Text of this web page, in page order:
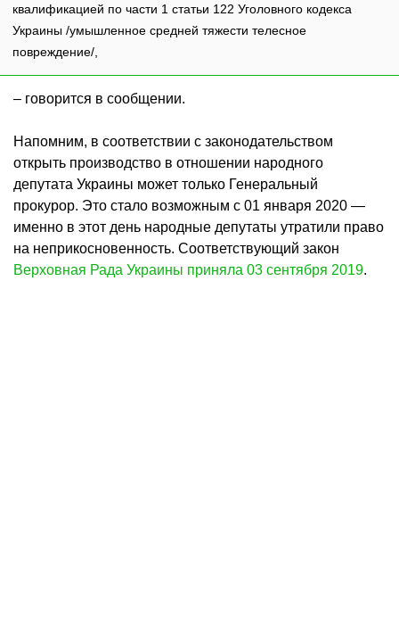
квалификацией по части 1 статьи 122 Уголовного кодекса
Украины /умышленное средней тяжести телесное
повреждение/,
– говорится в сообщении.
Напомним, в соответствии с законодательством
открыть производство в отношении народного
депутата Украины может только Генеральный
прокурор. Это стало возможным с 01 января 2020 —
именно в этот день народные депутаты утратили право
на неприкосновенность. Соответствующий закон
Верховная Рада Украины приняла 03 сентября 2019.